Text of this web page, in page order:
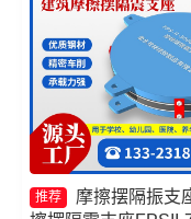
推荐
摩擦摆隔振支